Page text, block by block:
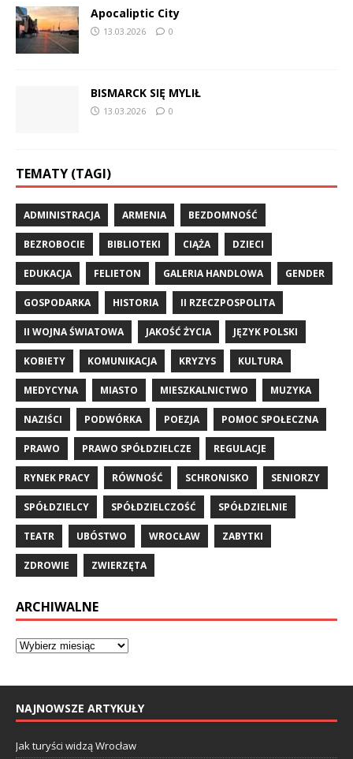
Apocaliptic City
13.03.2026 0
BISMARCK SIĘ MYLIŁ
13.03.2026 0
TEMATY (TAGI)
ADMINISTRACJA ARMENIA BEZDOMNOŚĆ
BEZROBOCIE BIBLIOTEKI CIĄŻA DZIECI
EDUKACJA FELIETON GALERIA HANDLOWA GENDER
GOSPODARKA HISTORIA II RZECZPOSPOLITA
II WOJNA ŚWIATOWA JAKOŚĆ ŻYCIA JĘZYK POLSKI
KOBIETY KOMUNIKACJA KRYZYS KULTURA
MEDYCYNA MIASTO MIESZKALNICTWO MUZYKA
NAZIŚCI PODWÓRKA POEZJA POMOC SPOŁECZNA
PRAWO PRAWO SPÓŁDZIELCZE REGULACJE
RYNEK PRACY RÓWNOŚĆ SCHRONISKO SENIORZY
SPÓŁDZIELCY SPÓŁDZIELCZOŚĆ SPÓŁDZIELNIE
TEATR UBÓSTWO WROCŁAW ZABYTKI
ZDROWIE ZWIERZĘTA
ARCHIWALNE
NAJNOWSZE ARTYKUŁY
Jak turyści widzą Wrocław